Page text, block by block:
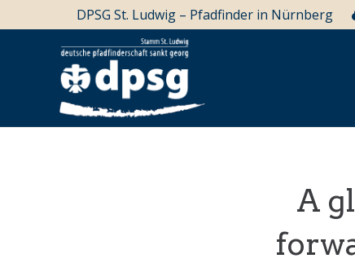
DPSG St. Ludwig – Pfadfinder in Nürnberg
A